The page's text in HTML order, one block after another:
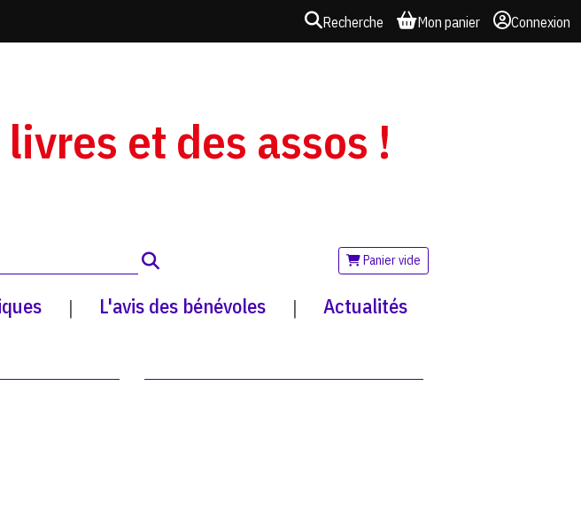
Recherche Mon panier Connexion
livres et des assos !
Panier vide
| L'avis des bénévoles | Actualités